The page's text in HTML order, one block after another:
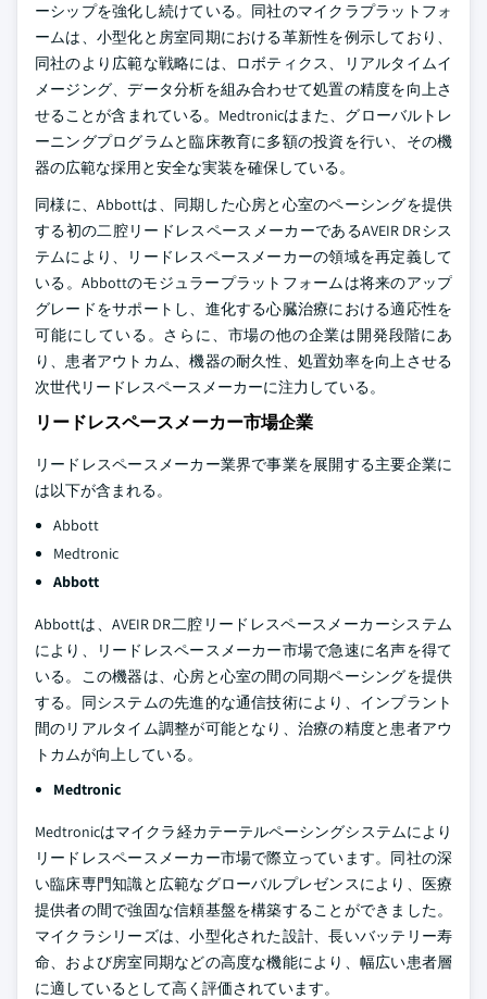
ーシップを強化し続けている。同社のマイクラプラットフォ
ームは、小型化と房室同期における革新性を例示しており、
同社のより広範な戦略には、ロボティクス、リアルタイムイ
メージング、データ分析を組み合わせて処置の精度を向上さ
せることが含まれている。Medtronicはまた、グローバルトレ
ーニングプログラムと臨床教育に多額の投資を行い、その機
器の広範な採用と安全な実装を確保している。
同様に、Abbottは、同期した心房と心室のペーシングを提供
する初の二腔リードレスペースメーカーであるAVEIR DRシス
テムにより、リードレスペースメーカーの領域を再定義して
いる。Abbottのモジュラープラットフォームは将来のアップ
グレードをサポートし、進化する心臓治療における適応性を
可能にしている。さらに、市場の他の企業は開発段階にあ
り、患者アウトカム、機器の耐久性、処置効率を向上させる
次世代リードレスペースメーカーに注力している。
リードレスペースメーカー市場企業
リードレスペースメーカー業界で事業を展開する主要企業に
は以下が含まれる。
Abbott
Medtronic
Abbott
Abbottは、AVEIR DR二腔リードレスペースメーカーシステム
により、リードレスペースメーカー市場で急速に名声を得て
いる。この機器は、心房と心室の間の同期ペーシングを提供
する。同システムの先進的な通信技術により、インプラント
間のリアルタイム調整が可能となり、治療の精度と患者アウ
トカムが向上している。
Medtronic
Medtronicはマイクラ経カテーテルペーシングシステムにより
リードレスペースメーカー市場で際立っています。同社の深
い臨床専門知識と広範なグローバルプレゼンスにより、医療
提供者の間で強固な信頼基盤を構築することができました。
マイクラシリーズは、小型化された設計、長いバッテリー寿
命、および房室同期などの高度な機能により、幅広い患者層
に適しているとして高く評価されています。